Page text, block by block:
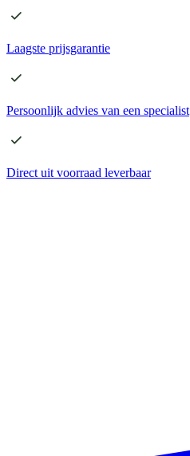
Laagste prijsgarantie
Persoonlijk advies van een specialist
Direct uit voorraad leverbaar